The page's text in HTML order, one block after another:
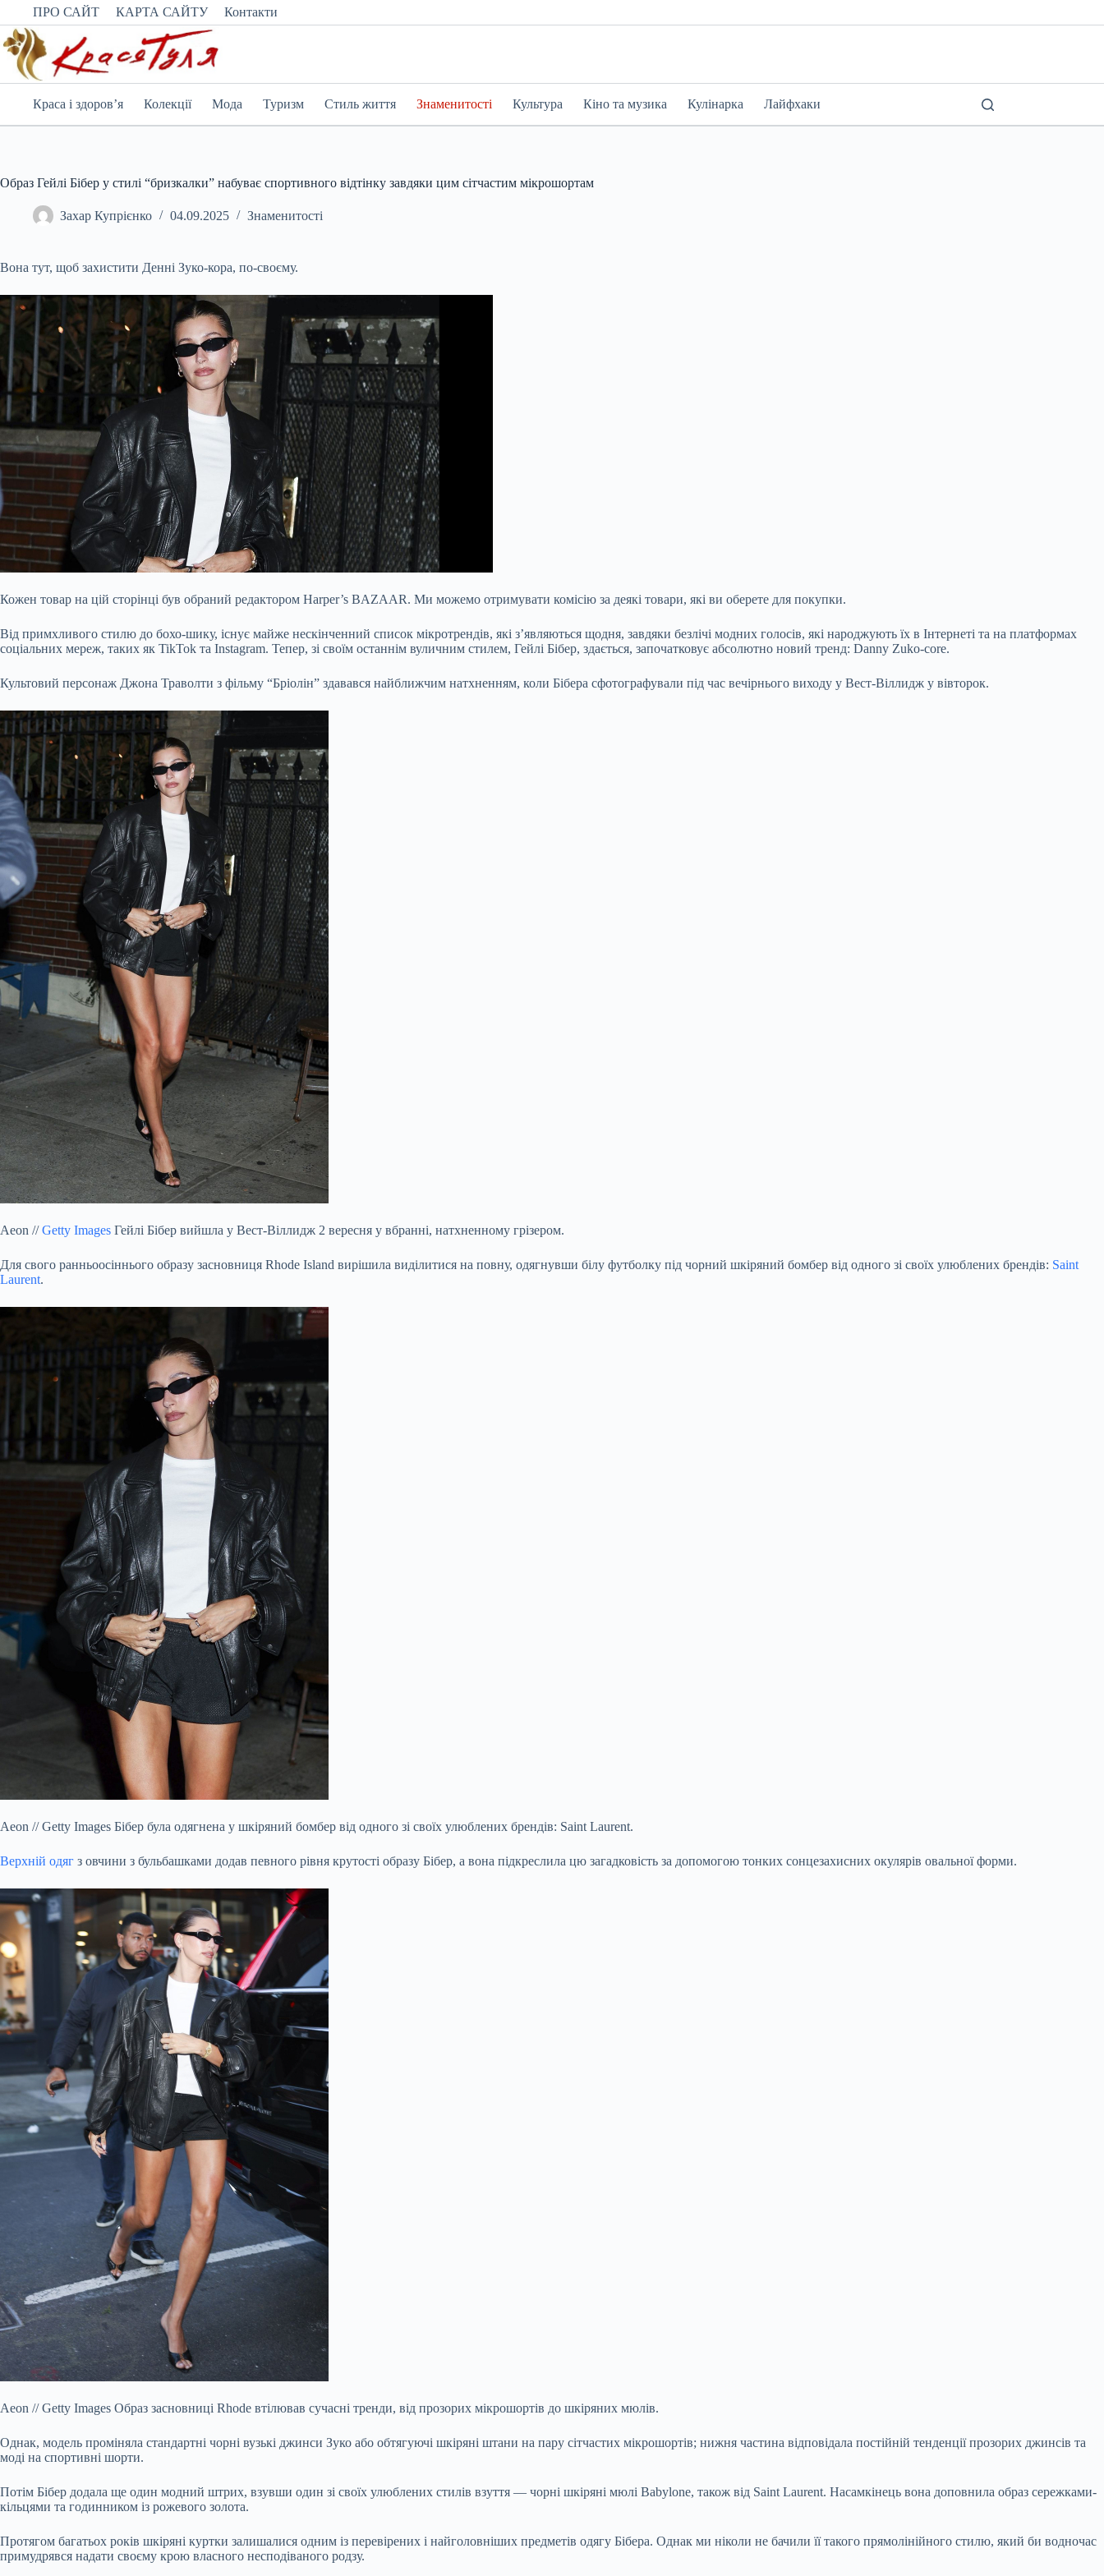
Перейти
вмісту
ПРО САЙТ КАРТА САЙТУ Контакти
Краса і здоров’я Колекції Мода Туризм Стиль життя Знаменитості Культура Кіно та музика Кулінарка Лайфхаки
Образ Гейлі Бібер у стилі “бризкалки” набуває спортивного відтінку завдяки цим сітчастим мікрошортам
Захар Купрієнко 04.09.2025 Знаменитості
Вона тут, щоб захистити Денні Зуко-кора, по-своєму.
Кожен товар на цій сторінці був обраний редактором Harper’s BAZAAR. Ми можемо отримувати комісію за деякі товари, які ви оберете для покупки.
Від примхливого стилю до бохо-шику, існує майже нескінченний список мікротрендів, які з’являються щодня, завдяки безлічі модних голосів, які народжують їх в Інтернеті та на платформах
соціальних мереж, таких як TikTok та Instagram. Тепер, зі своїм останнім вуличним стилем, Гейлі Бібер, здається, започатковує абсолютно новий тренд: Danny Zuko-core.
Культовий персонаж Джона Траволти з фільму “Бріолін” здавався найближчим натхненням, коли Бібера сфотографували під час вечірнього виходу у Вест-Віллидж у вівторок.
Aeon // Getty Images Гейлі Бібер вийшла у Вест-Віллидж 2 вересня у вбранні, натхненному грізером.
Для свого ранньоосіннього образу засновниця Rhode Island вирішила виділитися на повну, одягнувши білу футболку під чорний шкіряний бомбер від одного зі своїх улюблених брендів: Saint
Laurent.
Aeon // Getty Images Бібер була одягнена у шкіряний бомбер від одного зі своїх улюблених брендів: Saint Laurent.
Верхній одяг з овчини з бульбашками додав певного рівня крутості образу Бібер, а вона підкреслила цю загадковість за допомогою тонких сонцезахисних окулярів овальної форми.
Aeon // Getty Images Образ засновниці Rhode втілював сучасні тренди, від прозорих мікрошортів до шкіряних мюлів.
Однак, модель проміняла стандартні чорні вузькі джинси Зуко або обтягуючі шкіряні штани на пару сітчастих мікрошортів; нижня частина відповідала постійній тенденції прозорих джинсів та
моді на спортивні шорти.
Потім Бібер додала ще один модний штрих, взувши один зі своїх улюблених стилів взуття — чорні шкіряні мюлі Babylone, також від Saint Laurent. Насамкінець вона доповнила образ сережками-
кільцями та годинником із рожевого золота.
Протягом багатьох років шкіряні куртки залишалися одним із перевірених і найголовніших предметів одягу Бібера. Однак ми ніколи не бачили її такого прямолінійного стилю, який би водночас
примудрявся надати своєму крою власного несподіваного родзу.